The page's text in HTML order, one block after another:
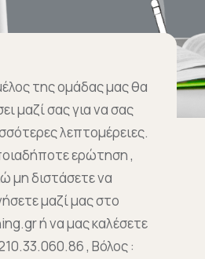
e-mathisi
Ενδιαφέροντος
Voucher
της ομάδας μας θα
μαζί σας για να σας
λεπτομέρειες.
ερώτηση ,
μη διστάσετε να
μαζί μας στο
ή να μας καλέσετε
, Βόλος :